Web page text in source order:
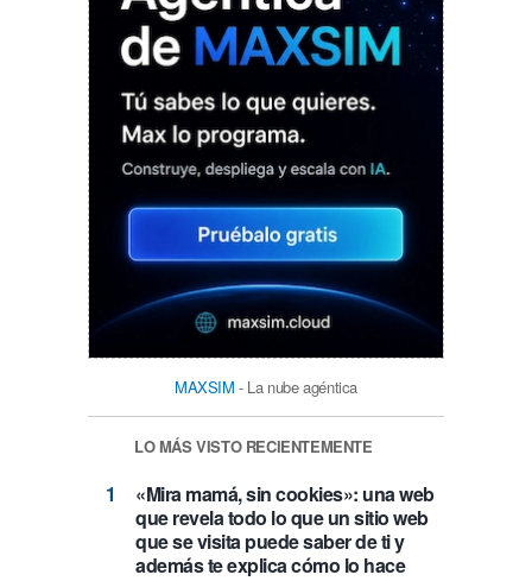
MAXSIM - La nube agéntica
LO MÁS VISTO RECIENTEMENTE
«Mira mamá, sin cookies»: una web
que revela todo lo que un sitio web
que se visita puede saber de ti y
además te explica cómo lo hace